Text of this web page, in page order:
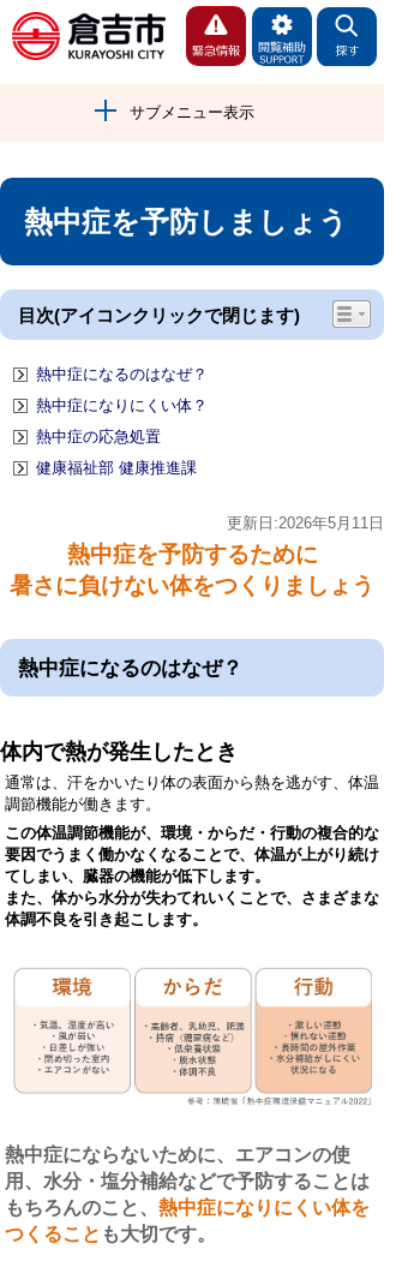
サブメニュー表示
熱中症を予防しましょう
目次(アイコンクリックで閉じます)
熱中症になるのはなぜ？
熱中症になりにくい体？
熱中症の応急処置
健康福祉部 健康推進課
更新日:2026年5月11日
熱中症を予防するために
暑さに負けない体をつくりましょう
熱中症になるのはなぜ？
体内で熱が発生したとき
通常は、汗をかいたり体の表面から熱を逃がす、体温
調節機能が働きます。
この体温調節機能が、環境・からだ・行動の複合的な
要因でうまく働かなくなることで、体温が上がり続け
てしまい、臓器の機能が低下します。
また、体から水分が失わてれいくことで、さまざまな
体調不良を引き起こします。
熱中症にならないために、エアコンの使
用、水分・塩分補給などで予防することは
もちろんのこと、 熱中症になりにくい体を
つくること も大切です。